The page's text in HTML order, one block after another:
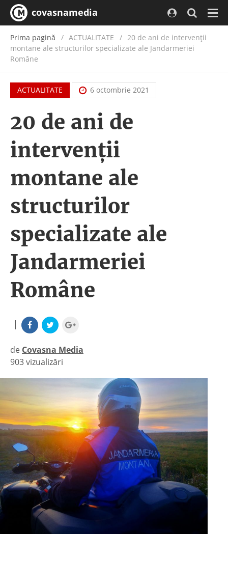
covasnamedia
Prima pagină ACTUALITATE / 20 de ani de intervenții
montane ale structurilor specializate ale Jandarmeriei
Române
ACTUALITATE 6 octombrie 2021
20 de ani de
intervenții
montane ale
structurilor
specializate ale
Jandarmeriei
Române
|
de Covasna Media
|
903 vizualizări